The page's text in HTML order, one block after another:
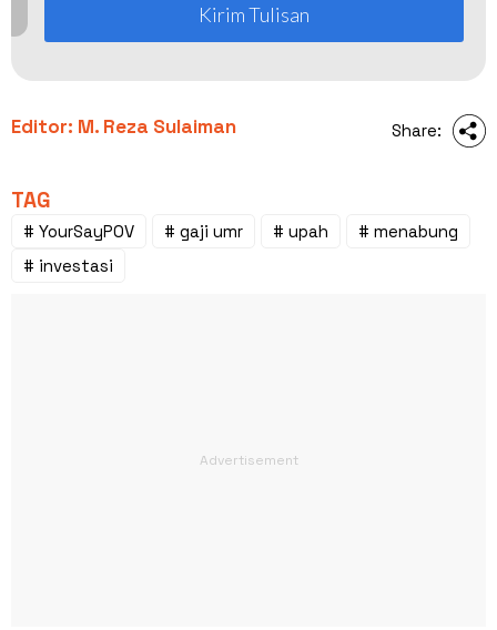
Kirim Tulisan
Editor: M. Reza Sulaiman Share:
TAG
# YourSayPOV # gaji umr # upah
# menabung
# investasi